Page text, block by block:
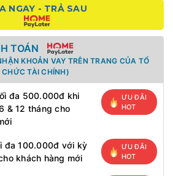
NGAY - TRẢ SAU
TOÁN
KHOẢN VAY TRÊN TRANG CỦA TỔ
CHỨC TÀI CHÍNH)
đa 500.000đ khi
& 12 tháng cho
ƯU ĐÃI
HOT
đa 100.000đ với kỳ
khách hàng mới
ƯU ĐÃI
HOT